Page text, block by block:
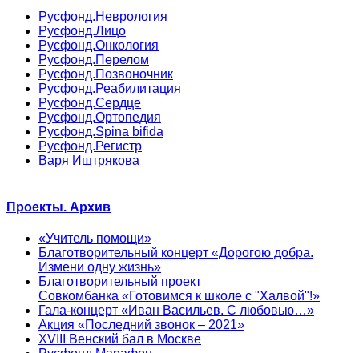
Русфонд.Неврология
Русфонд.Лицо
Русфонд.Онкология
Русфонд.Перелом
Русфонд.Позвоночник
Русфонд.Реабилитация
Русфонд.Сердце
Русфонд.Ортопедия
Русфонд.Spina bifida
Русфонд.Регистр
Варя Иштрякова
Проекты. Архив
«Учитель помощи»
Благотворительный концерт «Дорогою добра.
Измени одну жизнь»
Благотворительный проект
Совкомбанка «Готовимся к школе с "Халвой"!»
Гала-концерт «Иван Васильев. С любовью…»
Акция «Последний звонок – 2021»
XVIII Венский бал в Москве